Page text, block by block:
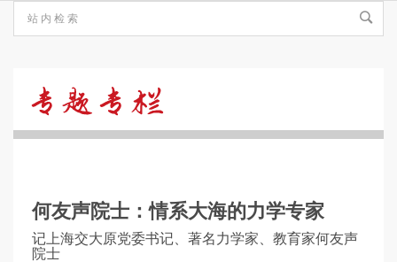
奋
何友声院士：情系大海的力学专家
记上海交大原党委书记、著名力学家、教育家何友声
院士